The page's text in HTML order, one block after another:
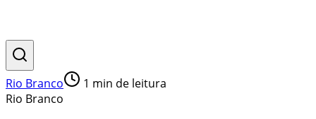
Rio Branco 1 min de leitura
Rio Branco